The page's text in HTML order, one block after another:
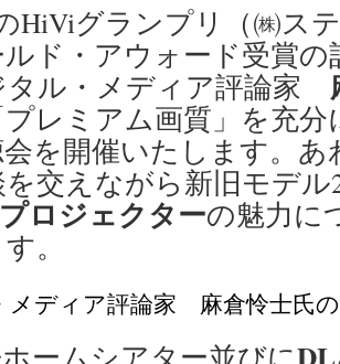
HiViグランプリ（㈱ス
ド・アウォード受賞の
タル・メディア評論家
レミアム画質」を充
を開催いたします。あ
を交えながら新旧モデ
ロジェクターの魅力に
。
メディア評論家 麻倉怜士氏
ームシアター並びに